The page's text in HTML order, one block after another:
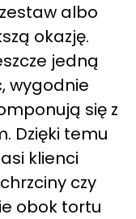
albo
okazję.
jedną
wygodnie
się z
Dzięki temu
klienci
czy
obok tortu